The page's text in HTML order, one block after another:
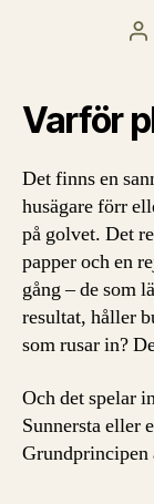
Varför
Det finns en
husägare förr
på golvet. Det
papper och en
gång – de som
resultat, håller
som rusar in?
Och det spelar
Sunnersta eller
Grundprincipen